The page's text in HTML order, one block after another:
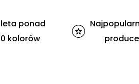
ponad
kolorów